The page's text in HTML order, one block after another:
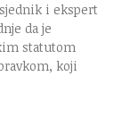
i ekspert
da je
statutom
koji